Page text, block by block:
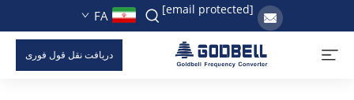
[email protected]
FA
دریافت نقل قول فوری